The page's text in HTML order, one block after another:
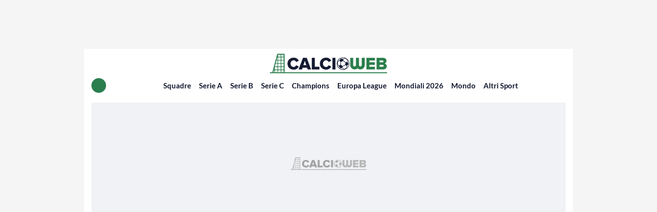
Squadre Serie A Serie B Serie C Champions Europa League Mondiali 2026 Mondo Altri Sport